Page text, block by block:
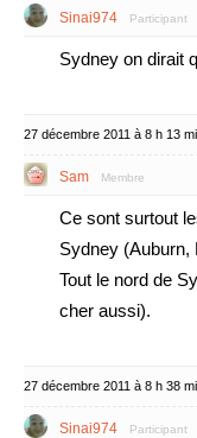
Sinai974 Participant
Sydney on dirait
27 décembre 2011 à 8 h 13
Sam Membre
Ce sont surtout
Sydney (Auburn,
Tout le nord de
cher aussi).
27 décembre 2011 à 8 h 38
Sinai974 Participant